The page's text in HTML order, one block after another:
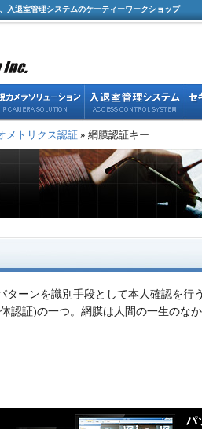
入退室管理システムのケーティーワークショップ
メトリクス認証 » 網膜認証キー
ターンを識別手段として本人確認を行
認証)の一つ。網膜は人間の一生のな